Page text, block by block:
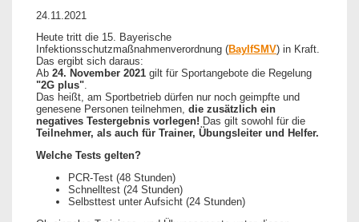
24.11.2021
Heute tritt die 15. Bayerische
Infektionsschutzmaßnahmenverordnung (BayIfSMV) in Kraft.
Das ergibt sich daraus:
Ab 24. November 2021 gilt für Sportangebote die Regelung
"2G plus".
Das heißt, am Sportbetrieb dürfen nur noch geimpfte und
genesene Personen teilnehmen, die zusätzlich ein
negatives Testergebnis vorlegen! Das gilt sowohl für die
Teilnehmer, als auch für Trainer, Übungsleiter und Helfer.
Welche Tests gelten?
PCR-Test (48 Stunden)
Schnelltest (24 Stunden)
Selbsttest unter Aufsicht (24 Stunden)